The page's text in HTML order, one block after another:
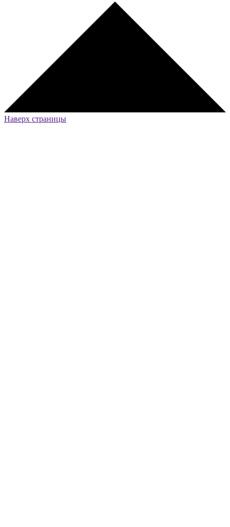
Наверх страницы